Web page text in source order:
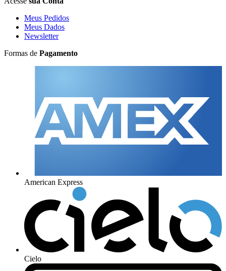
Meus Pedidos
Meus Dados
Newsletter
Formas de Pagamento
American Express
Cielo